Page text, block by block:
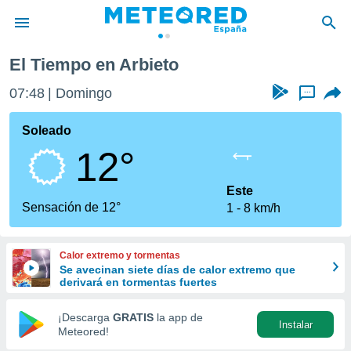
de
por
que se
calidad.
a este
las
y
forma
digital
basada
El Tiempo en Arbieto
07:48 Domingo ...
Soleado
12°
Sensación de 12°
Este
1
8 km/h
Calor extremo y tormentas
Se avecinan siete días de calor extremo que
derivará en tormentas fuertes
¡Descarga GRATIS la app de
Meteored!
Instalar